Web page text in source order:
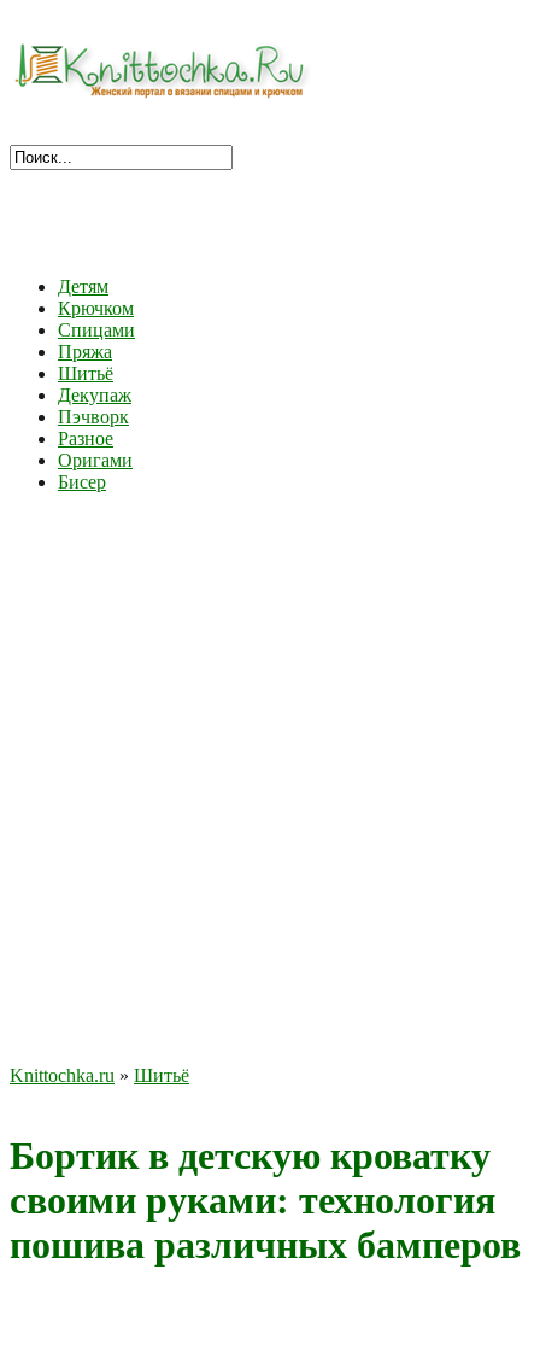
Детям
Крючком
Спицами
Пряжа
Шитьё
Декупаж
Пэчворк
Разное
Оригами
Бисер
Knittochka.ru » Шитьё
Бортик в детскую кроватку
своими руками: технология
пошива различных бамперов